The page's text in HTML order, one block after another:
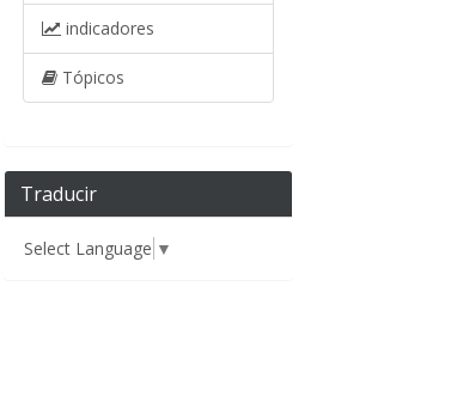
indicadores
Tópicos
Traducir
Select Language ▼